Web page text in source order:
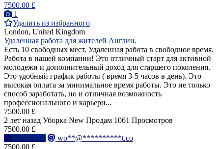
7500.00 £
1
Удалить из избранного
London, United Kingdom
Удаленная работа для жителей Англии.
Есть 10 свободных мест. Удаленная работа в свободное время.
Работа в нашей компании! Это отличный старт для активной
молодежи и дополнительный доход для старшего поколения.
Это удобный график работы ( время 3-5 часов в день). Это
высокая оплата за минимальное время работы. Это не только
способ заработать, но и отличная возможность
профессионального и карьерн...
7500.00 £
2 лет назад Уборка New Продам 1061 Просмотров
7500.00 £
Написать
wo**@**********t.co
7500.00 £